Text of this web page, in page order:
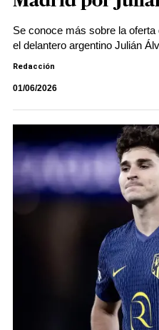
Se conoce más sobre la
el delantero argentino Julián
Redacción
01/06/2026